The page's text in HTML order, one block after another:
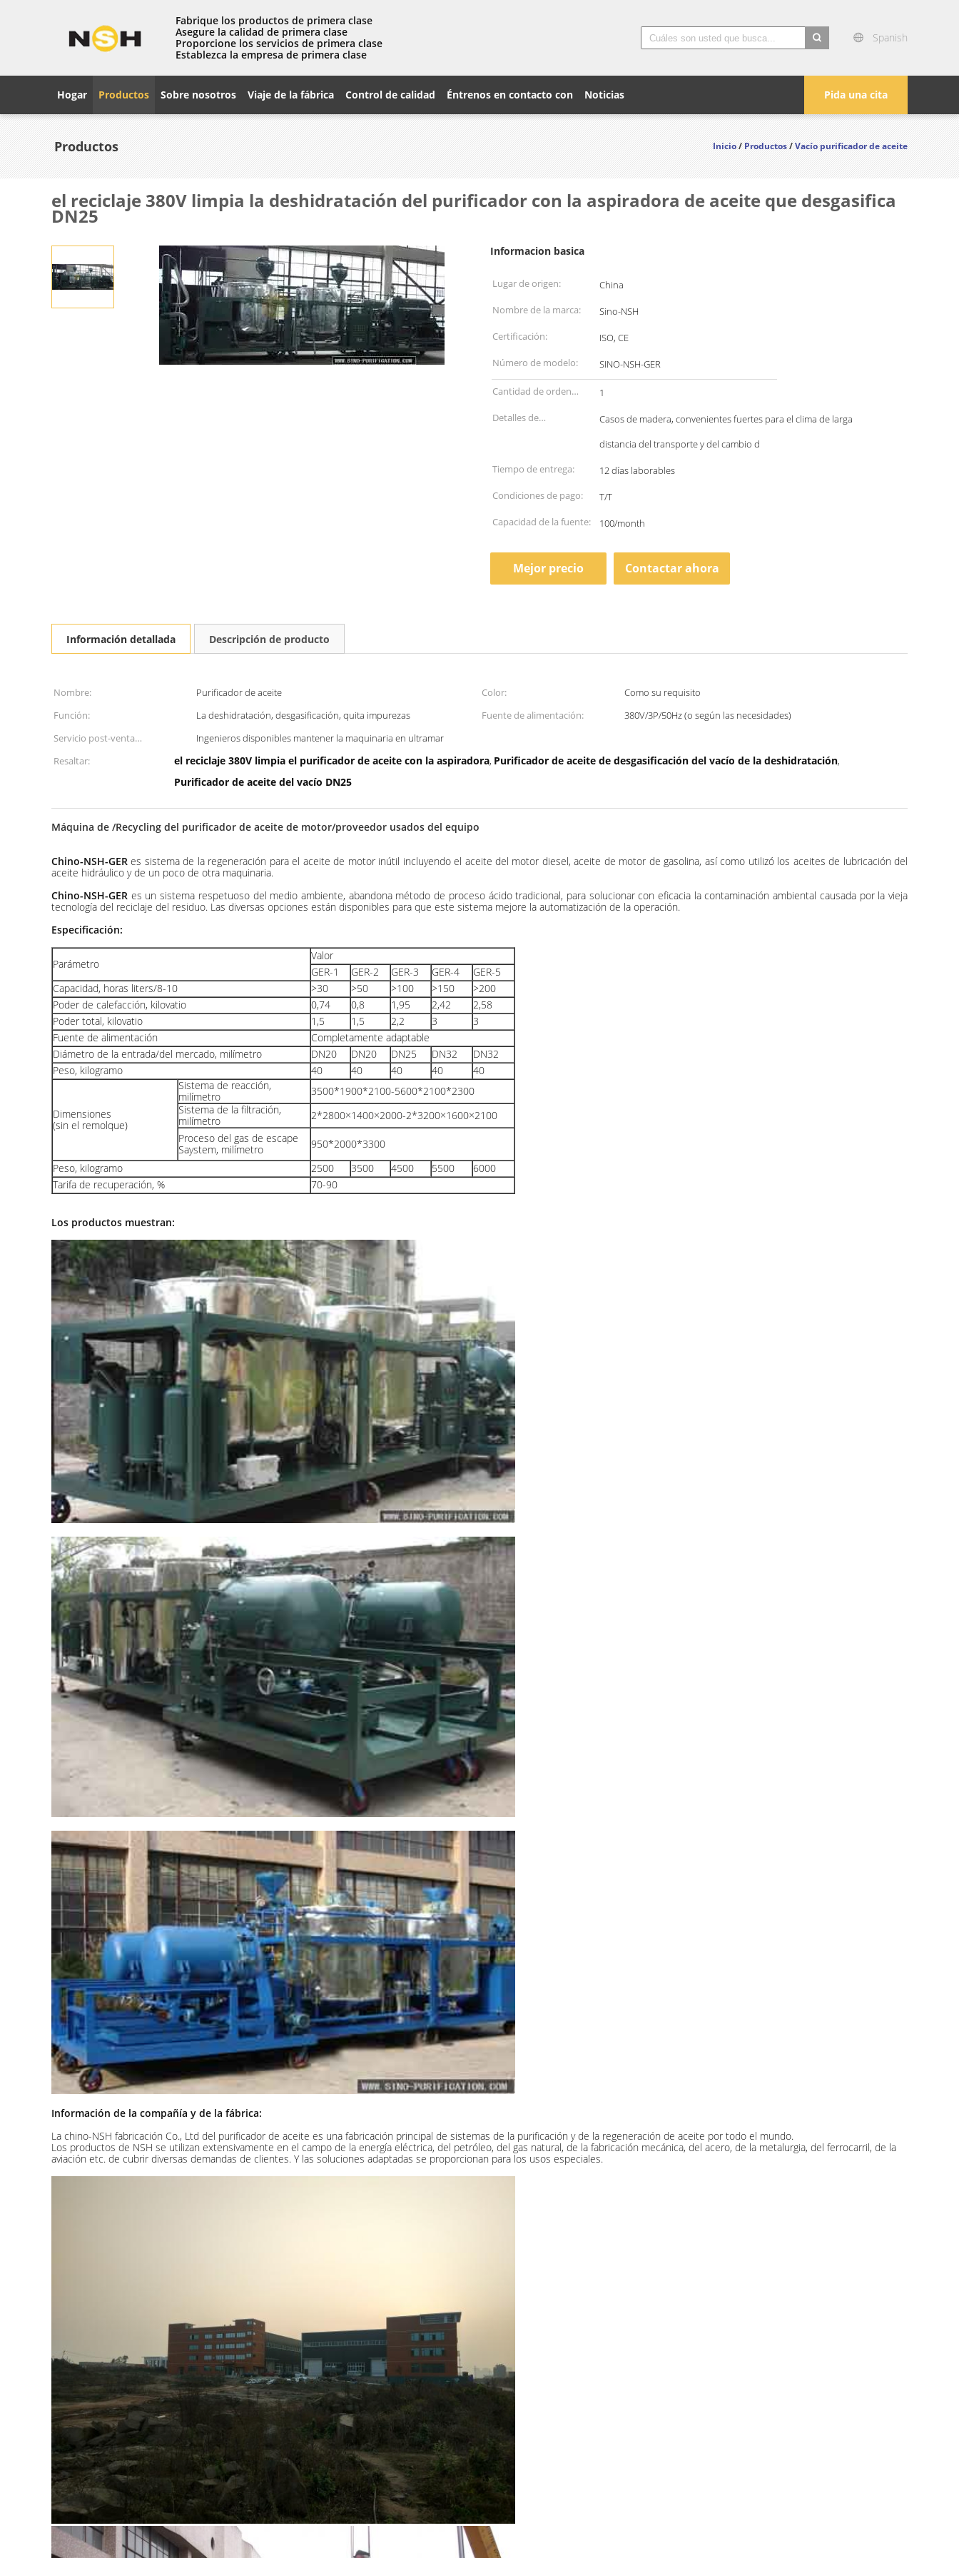
Fabrique los productos de primera clase
Asegure la calidad de primera clase
Proporcione los servicios de primera clase
Establezca la empresa de primera clase
Spanish
Pida una cita
Hogar Productos Sobre nosotros Viaje de la fábrica Control de calidad Éntrenos en contacto con Noticias
Productos Inicio/Productos/Vacío purificador de aceite
el reciclaje 380V limpia la deshidratación del purificador con la aspiradora de aceite que desgasifica
DN25
Informacion basica
Lugar de origen:
China
Nombre de la marca:
Sino-NSH
Certificación:
ISO, CE
Número de modelo:
SINO-NSH-GER
Cantidad de orden
mínima:
1
Detalles de
Casos de madera, convenientes fuertes para el clima de larga
distancia del transporte y del cambio d
Tiempo de entrega:
12 días laborables
Condiciones de pago:
T/T
Capacidad de la fuente:
100/month
Mejor precio Contactar ahora
Información detallada Descripción de producto
Nombre: Purificador de aceite Color:
Como su requisito
Función:
La deshidratación, desgasificación, quita impurezas Fuente de alimentación:
380V/3P/50Hz (o según las necesidades)
Servicio post-venta
proporcionado:
Ingenieros disponibles mantener la maquinaria en ultramar
Resaltar:
el reciclaje 380V limpia el purificador de aceite con la aspiradora, Purificador de aceite de desgasificación del vacío de la deshidratación,
Purificador de aceite del vacío DN25
Máquina de /Recycling del purificador de aceite de motor/proveedor usados del equipo
Chino-NSH-GER es sistema de la regeneración para el aceite de motor inútil incluyendo el aceite del motor diesel, aceite de motor de gasolina, así como utilizó los aceites de lubricación del
aceite hidráulico y de un poco de otra maquinaria.
Chino-NSH-GER es un sistema respetuoso del medio ambiente, abandona método de proceso ácido tradicional, para solucionar con eficacia la contaminación ambiental causada por la vieja
tecnología del reciclaje del residuo. Las diversas opciones están disponibles para que este sistema mejore la automatización de la operación.
Especificación:
Parámetro
Valor
GER-1
GER-2 GER-3 GER-4
GER-5
Capacidad, horas liters/8-10
>30 >50 >100 >150
>200
Poder de calefacción, kilovatio
0,74 0,8 1,95 2,42
2,58
Poder total, kilovatio
1,5 1,5 2,2 3
3
Fuente de alimentación
Completamente adaptable
Diámetro de la entrada/del mercado, milímetro
DN20 DN20 DN25 DN32
DN32
Peso, kilogramo
40 40 40 40 40
Dimensiones
(sin el remolque)
Sistema de reacción,
milímetro
3500*1900*2100-5600*2100*2300
Sistema de la filtración,
milímetro
2*2800×1400×2000-2*3200×1600×2100
Proceso del gas de escape
Saystem, milímetro
950*2000*3300
Peso, kilogramo
2500 3500 4500 5500
6000
Tarifa de recuperación, %
70-90
Los productos muestran:
Información de la compañía y de la fábrica:
La chino-NSH fabricación Co., Ltd del purificador de aceite es una fabricación principal de sistemas de la purificación y de la regeneración de aceite por todo el mundo.
Los productos de NSH se utilizan extensivamente en el campo de la energía eléctrica, del petróleo, del gas natural, de la fabricación mecánica, del acero, de la metalurgia, del ferrocarril, de la
aviación etc. de cubrir diversas demandas de clientes. Y las soluciones adaptadas se proporcionan para los usos especiales.